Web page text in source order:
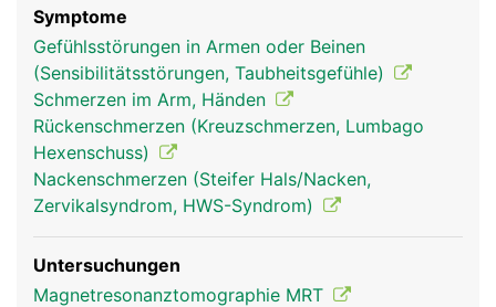
Symptome
Gefühlsstörungen in Armen oder Beinen
(Sensibilitätsstörungen, Taubheitsgefühle)
Schmerzen im Arm, Händen
Rückenschmerzen (Kreuzschmerzen, Lumbago
Hexenschuss)
Nackenschmerzen (Steifer Hals/Nacken,
Zervikalsyndrom, HWS-Syndrom)
Untersuchungen
Magnetresonanztomographie MRT